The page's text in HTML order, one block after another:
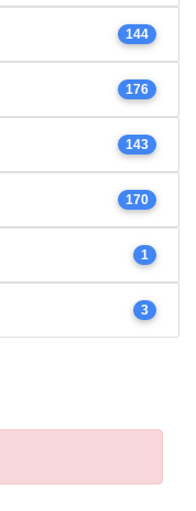
144
176
143
170
1
3